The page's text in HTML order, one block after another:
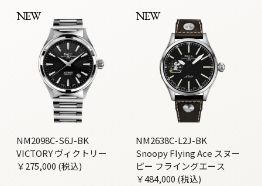
NEW
NM2098C-S6J-BK
VICTORY ヴィクトリー
￥275,000 (税込)
NEW
NM2638C-L2J-BK
Snoopy Flying Ace スヌー
ピー フライングエース
￥484,000 (税込)